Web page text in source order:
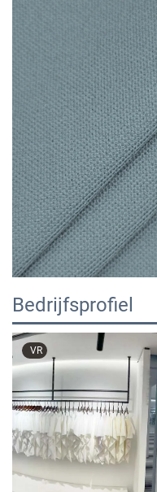
Bedrijfsprofiel
VR